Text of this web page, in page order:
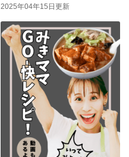
2025年04年15日更新